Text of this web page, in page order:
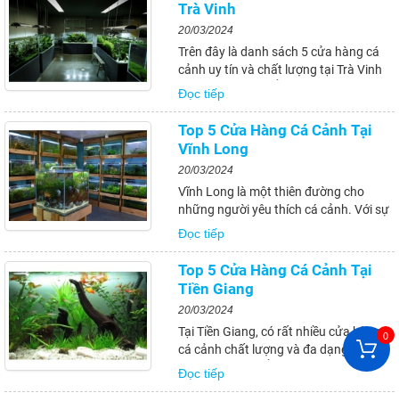
cửa...
Trà Vinh
20/03/2024
Trên đây là danh sách 5 cửa hàng cá
cảnh uy tín và chất lượng tại Trà Vinh
mà bạn không thể bỏ qua khi muốn
mua cá cảnh. Mỗi cửa hàng đều có
những ưu điểm riêng và đều đáp ứng
được nhu cầu của khách hàng với đội
ngũ nhân...
Đọc tiếp
Top 5 Cửa Hàng Cá Cảnh Tại
Vĩnh Long
20/03/2024
Vĩnh Long là một thiên đường cho
những người yêu thích cá cảnh. Với sự
đa dạng và phong phú của các loại cá
cảnh, cùng với những cửa hànguy tín
và chất lượng, bạn có thể dễ dàng tìm
thấy những loại cá cảnh mà mình
mong muốn...
Đọc tiếp
Top 5 Cửa Hàng Cá Cảnh Tại
Tiền Giang
20/03/2024
Tại Tiền Giang, có rất nhiều cửa hàng
cá cảnh chất lượng và đa dạng về loại
cá. Tuy nhiên, để chọn được một cửa
hàng uy tín và phù hợp với nhu cầu của
Đọc tiếp
0